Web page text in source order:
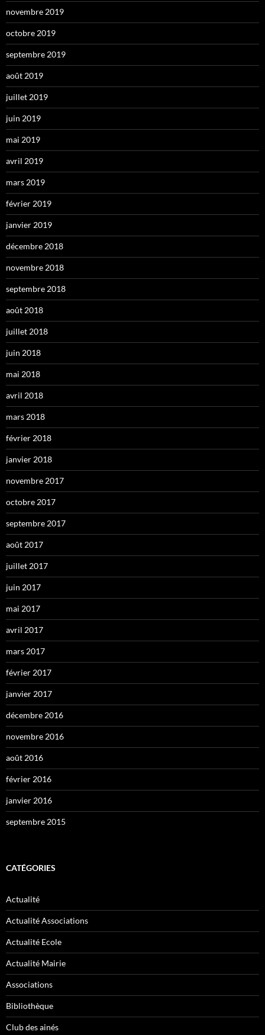
novembre 2019
octobre 2019
septembre 2019
août 2019
juillet 2019
juin 2019
mai 2019
avril 2019
mars 2019
février 2019
janvier 2019
décembre 2018
novembre 2018
septembre 2018
août 2018
juillet 2018
juin 2018
mai 2018
avril 2018
mars 2018
février 2018
janvier 2018
novembre 2017
octobre 2017
septembre 2017
août 2017
juillet 2017
juin 2017
mai 2017
avril 2017
mars 2017
février 2017
janvier 2017
décembre 2016
novembre 2016
août 2016
février 2016
janvier 2016
septembre 2015
CATÉGORIES
Actualité
Actualité Associations
Actualité Ecole
Actualité Mairie
Associations
Bibliothèque
Club des ainés